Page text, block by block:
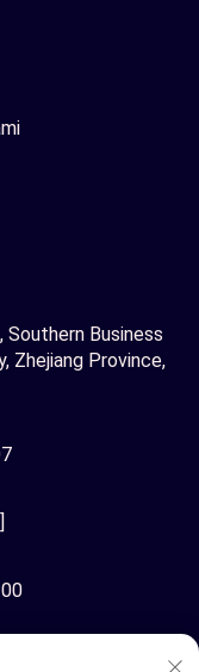
Southern Business
Zhejiang Province,